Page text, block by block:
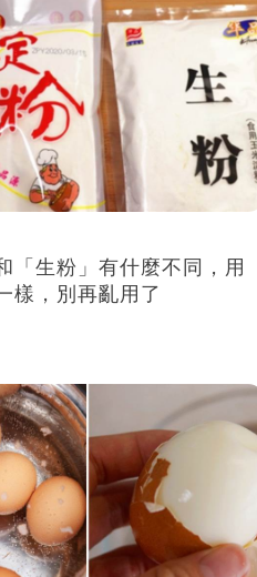
「生粉」有什麼不同，用
樣，別再亂用了